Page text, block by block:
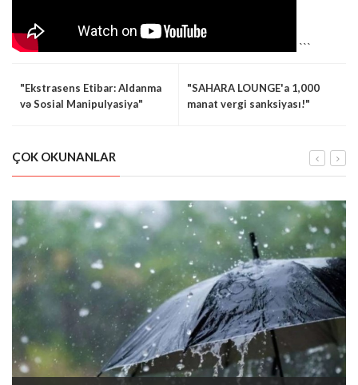
```
"Ekstrasens Etibar: Aldanma
və Sosial Manipulyasiya"
"SAHARA LOUNGE'a 1,000
manat vergi sanksiyası!"
ÇOK OKUNANLAR